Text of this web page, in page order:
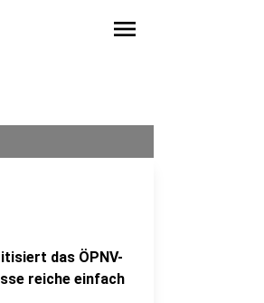
menu
das ÖPNV-
reiche einfach